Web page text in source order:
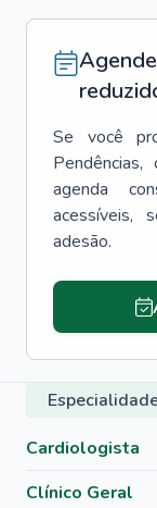
Se você
Pendências,
agenda
acessíveis,
adesão.
Cardiologista
Clínico Geral